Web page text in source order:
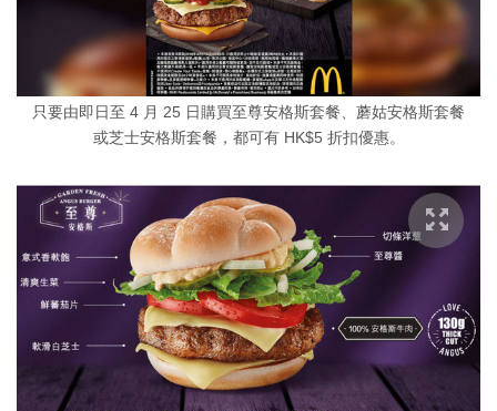
只要由即日至 4 月 25 日購買至尊安格斯套餐、蘑姑安格斯套餐
或芝士安格斯套餐，都可有 HK$5 折扣優惠。